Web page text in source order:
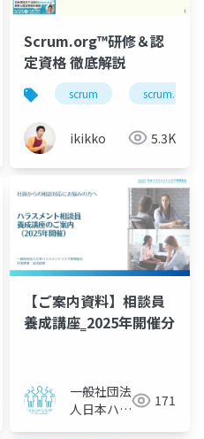
Scrum.org™研修＆認
定資格 徹底解説
scrum scrum.org
ikikko 5.3K
【ご案内資料】相談員
養成講座‗2025年開催分
一般社団法
人日本ハラ
171